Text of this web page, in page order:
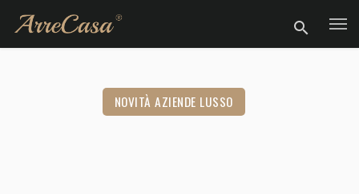
NOVITÀ AZIENDE LUSSO